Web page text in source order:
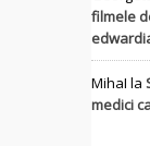
filmele
MihaI la
medici